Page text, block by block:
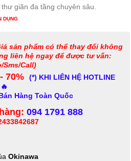
giãn đa tầng chuyên sâu.
DỤNG
sản phẩm có thể thay đổi không
liên hệ ngay để được tư vấn:
Sms/Call)
70% (*) KHI LIÊN HỆ HOTLINE
Hàng Toàn Quốc
094 1791 888
Okinawa